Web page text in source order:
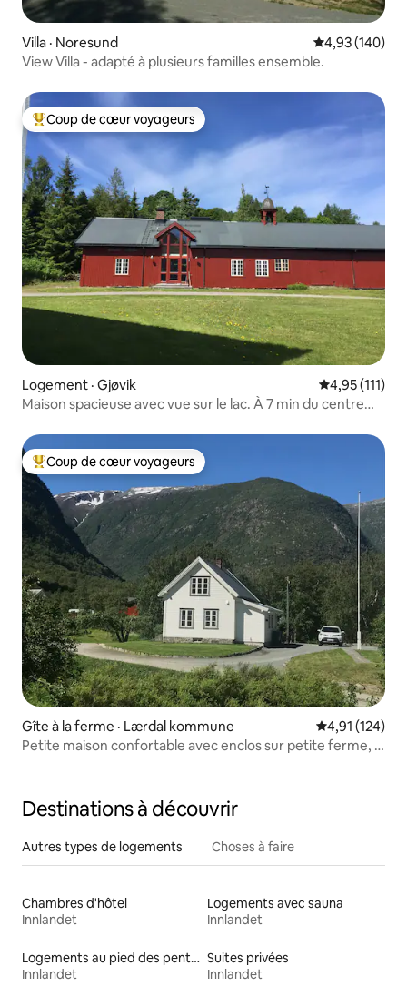
Villa · Noresund Note
4,93 (140)
View Villa - adapté à plusieurs familles ensemble.
Coup de cœur voyageurs parmi les plus aimés
Coup de cœur voyageurs
Logement · Gjøvik Note
4,95 (111)
Maison spacieuse avec vue sur le lac. À 7 min du centre
Coup de cœur voyageurs parmi les plus aimés
Coup de cœur voyageurs
Gîte à la ferme · Lærdal kommune Note
4,91 (124)
Petite maison confortable avec enclos sur petite ferme, 4
Destinations à découvrir
Autres types de logements Choses à faire
Chambres d'hôtel
Innlandet
Logements avec sauna
Innlandet
Logements au pied des pentes à louer
Innlandet
Suites privées
Innlandet